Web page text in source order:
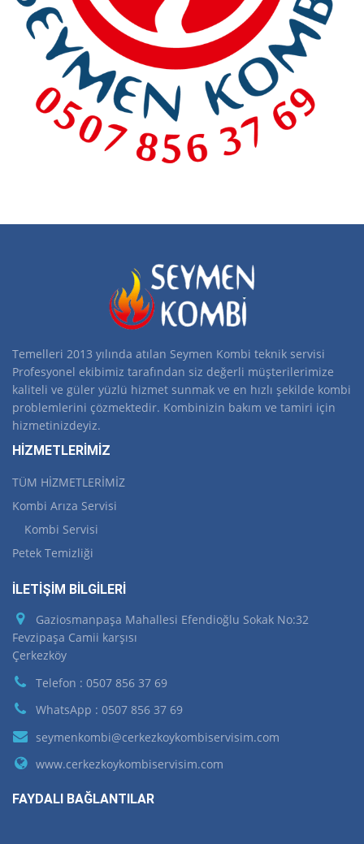
Temelleri 2013 yılında atılan Seymen Kombi teknik servisi
Profesyonel ekibimiz tarafından siz değerli müşterilerimize
kaliteli ve güler yüzlü hizmet sunmak ve en hızlı şekilde kombi
problemlerini çözmektedir. Kombinizin bakım ve tamiri için
hizmetinizdeyiz.
HİZMETLERİMİZ
TÜM HİZMETLERİMİZ
Kombi Arıza Servisi
Kombi Servisi
Petek Temizliği
İLETİŞİM BİLGİLERİ
Gaziosmanpaşa Mahallesi Efendioğlu Sokak No:32
Fevzipaşa Camii karşısı
Çerkezköy
Telefon : 0507 856 37 69
WhatsApp : 0507 856 37 69
seymenkombi@cerkezkoykombiservisim.com
www.cerkezkoykombiservisim.com
FAYDALI BAĞLANTILAR